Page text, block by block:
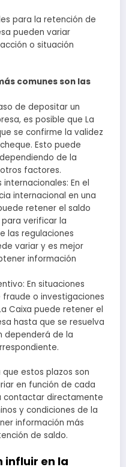
para la retención de
pueden variar
o situación
comunes son las
de depositar un
es posible que La
se confirme la validez
Esto puede
de la
factores.
En el
internacional en una
retener el saldo
verificar la
las regulaciones
variar y es mejor
información
En situaciones
o investigaciones
Caixa puede retener el
hasta que se resuelva
dependerá de la
estos plazos son
en función de cada
contactar directamente
y condiciones de la
información más
de saldo.
influir en la